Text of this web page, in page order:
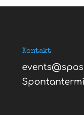
Kontakt